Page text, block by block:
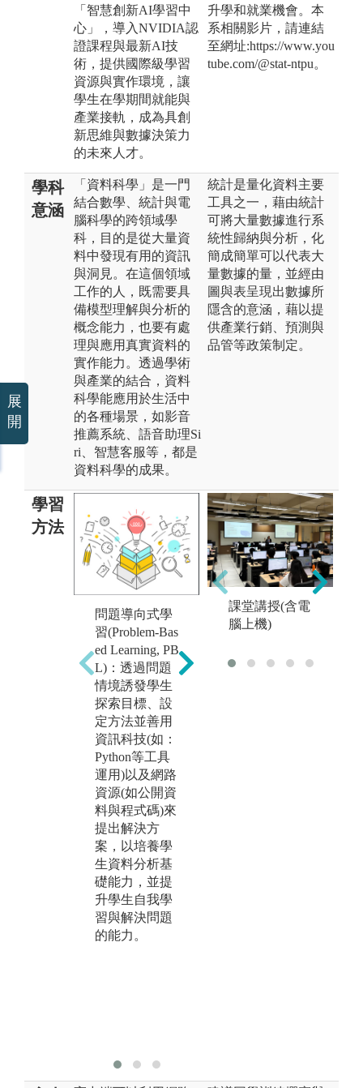
「智慧創新AI學習中
心」，導入NVIDIA認
證課程與最新AI技
術，提供國際級學習
資源與實作環境，讓
學生在學期間就能與
產業接軌，成為具創
新思維與數據決策力
的未來人才。
升學和就業機會。本
系相關影片，請連結
至網址:https://www.you
tube.com/@stat-ntpu。
學科
意涵
「資料科學」是一門
結合數學、統計與電
腦科學的跨領域學
科，目的是從大量資
料中發現有用的資訊
與洞見。在這個領域
工作的人，既需要具
備模型理解與分析的
概念能力，也要有處
理與應用真實資料的
實作能力。透過學術
與產業的結合，資料
科學能應用於生活中
的各種場景，如影音
推薦系統、語音助理Si
ri、智慧客服等，都是
資料科學的成果。
統計是量化資料主要
工具之一，藉由統計
可將大量數據進行系
統性歸納與分析，化
簡成簡單可以代表大
量數據的量，並經由
圖與表呈現出數據所
隱含的意涵，藉以提
供產業行銷、預測與
品管等政策制定。
學習
方法
問題導向式學
習(Problem-Bas
ed Learning, PB
L)：透過問題
情境誘發學生
探索目標、設
定方法並善用
資訊科技(如：
Python等工具
運用)以及網路
資源(如公開資
料與程式碼)來
提出解決方
案，以培養學
生資料分析基
礎能力，並提
升學生自我學
習與解決問題
的能力。
課堂講授(含電
腦上機)
展
開